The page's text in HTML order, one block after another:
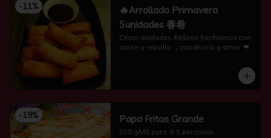
-11%
🔥Arrollado Primavera
5unidades 春卷
Cinco unidades. Relleno hechomos con
carne y repollo ，zanahoria y amor ❤
-19% Papa Fritas Grande
550 gMS para 4-5 perzonas